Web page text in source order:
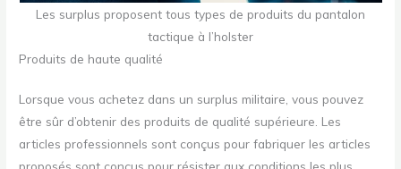
Les surplus proposent tous types de produits du pantalon
tactique à l’holster
Produits de haute qualité
Lorsque vous achetez dans un surplus militaire, vous pouvez
être sûr d’obtenir des produits de qualité supérieure. Les
articles professionnels sont conçus pour fabriquer les articles
proposés sont conçus pour résister aux conditions les plus